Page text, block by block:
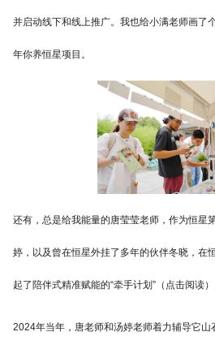
并启动线下和线上推广。我也给小满老师画
年你养恒星项目。
还有，总是给我能量的唐莹莹老师，作为恒星
婷，以及曾在恒星外挂了多年的伙伴冬晓，在
起了陪伴式精准赋能的“牵手计划”（点击阅读）
2024年当年，唐老师和汤婷老师着力辅导它山